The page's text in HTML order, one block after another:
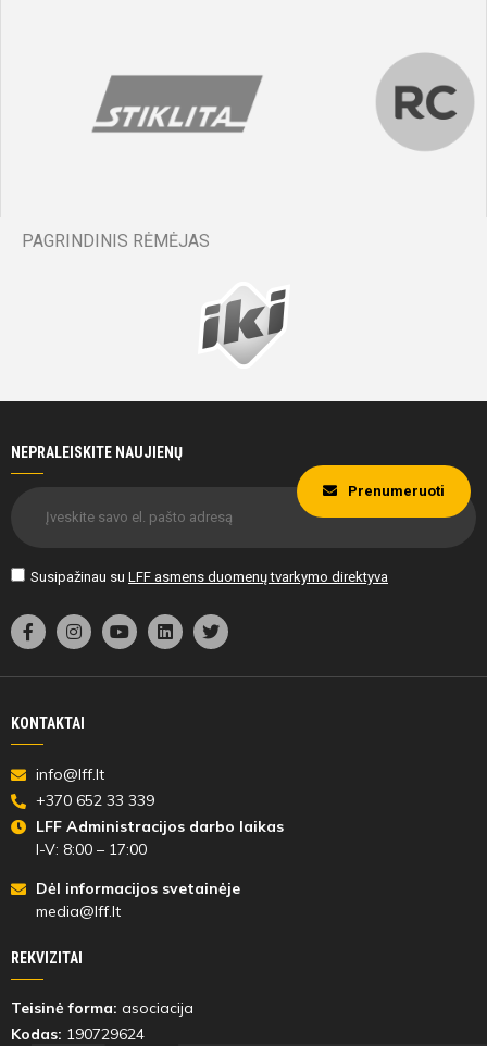
PAGRINDINIS RĖMĖJAS
NEPRALEISKITE NAUJIENŲ
Susipažinau su LFF asmens duomenų tvarkymo direktyva
Prenumeruoti
KONTAKTAI
info@lff.lt
+370 652 33 339
LFF Administracijos darbo laikas
I-V: 8:00 – 17:00
Dėl informacijos svetainėje
media@lff.lt
REKVIZITAI
Teisinė forma: asociacija
Kodas: 190729624